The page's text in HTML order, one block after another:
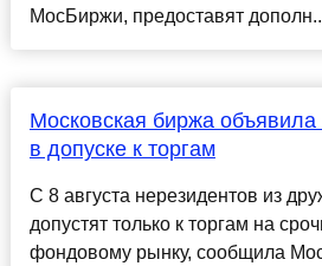
МосБиржи, предоставят
Московская биржа объявила
в допуске к торгам
С 8 августа нерезидентов из
допустят только к торгам на
фондовому рынку, сообщила